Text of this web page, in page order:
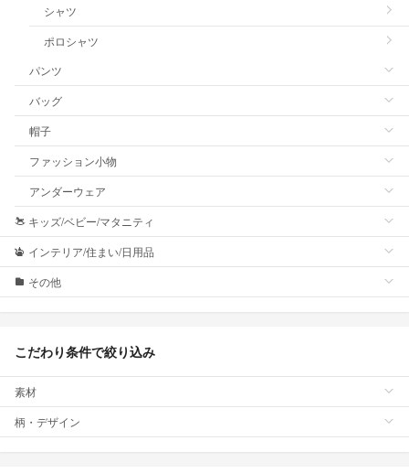
シャツ
ポロシャツ
パンツ
バッグ
帽子
ファッション小物
アンダーウェア
キッズ/ベビー/マタニティ
インテリア/住まい/日用品
その他
こだわり条件で絞り込み
素材
柄・デザイン